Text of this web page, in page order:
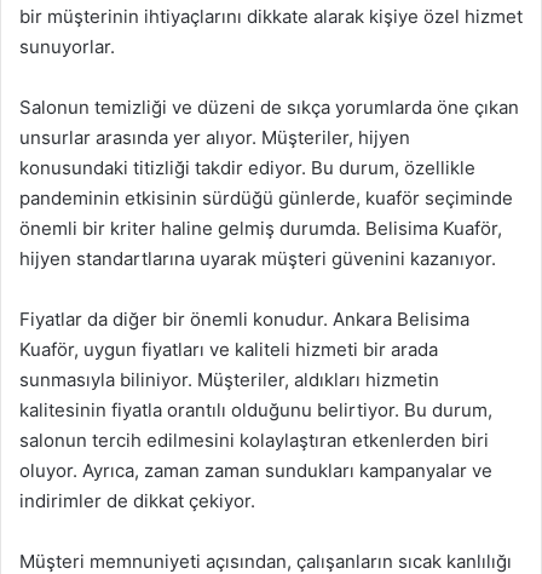
bir müşterinin ihtiyaçlarını dikkate alarak kişiye özel hizmet
sunuyorlar.
Salonun temizliği ve düzeni de sıkça yorumlarda öne çıkan
unsurlar arasında yer alıyor. Müşteriler, hijyen
konusundaki titizliği takdir ediyor. Bu durum, özellikle
pandeminin etkisinin sürdüğü günlerde, kuaför seçiminde
önemli bir kriter haline gelmiş durumda. Belisima Kuaför,
hijyen standartlarına uyarak müşteri güvenini kazanıyor.
Fiyatlar da diğer bir önemli konudur. Ankara Belisima
Kuaför, uygun fiyatları ve kaliteli hizmeti bir arada
sunmasıyla biliniyor. Müşteriler, aldıkları hizmetin
kalitesinin fiyatla orantılı olduğunu belirtiyor. Bu durum,
salonun tercih edilmesini kolaylaştıran etkenlerden biri
oluyor. Ayrıca, zaman zaman sundukları kampanyalar ve
indirimler de dikkat çekiyor.
Müşteri memnuniyeti açısından, çalışanların sıcak kanlılığı